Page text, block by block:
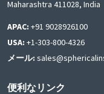
Maharashtra 411028, India
APAC: +91 9028926100
USA: +1-303-800-4326
メール:
便利なリンク